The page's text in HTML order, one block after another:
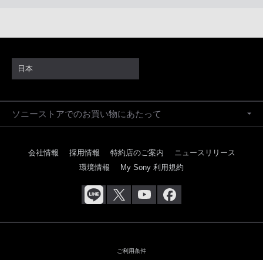
日本
ソニーストアでのお買い物にあたって
会社情報 採用情報 特約店のご案内
ニュースリリース
環境情報
My Sony 利用規約
ご利用条件